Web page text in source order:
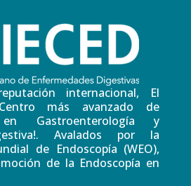
internacional, El
más avanzado de
en Gastroenterología y
Avalados por la
de Endoscopía (WEO),
de la Endoscopía en